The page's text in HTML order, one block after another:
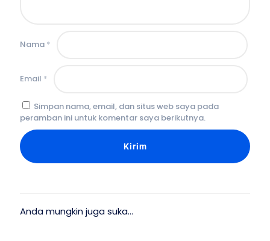
Nama *
Email *
Simpan nama, email, dan situs web saya pada
peramban ini untuk komentar saya berikutnya.
Anda mungkin juga suka…